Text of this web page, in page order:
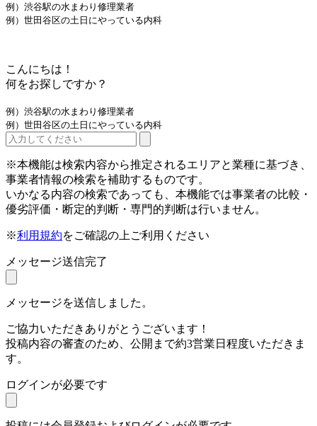
例）渋谷駅の水まわり修理業者
例）世田谷区の土日にやっている内科
こんにちは！
何をお探しですか？
例）渋谷駅の水まわり修理業者
例）世田谷区の土日にやっている内科
※本機能は検索内容から推定されるエリアと業種に基づき、
事業者情報の検索を補助するものです。
いかなる内容の検索であっても、本機能では事業者の比較・
優劣評価・断定的判断・専門的判断は行いません。
※利用規約をご確認の上ご利用ください
メッセージ送信完了
メッセージを送信しました。
ご協力いただきありがとうございます！
投稿内容の審査のため、公開まで約3営業日程度いただきま
す。
ログインが必要です